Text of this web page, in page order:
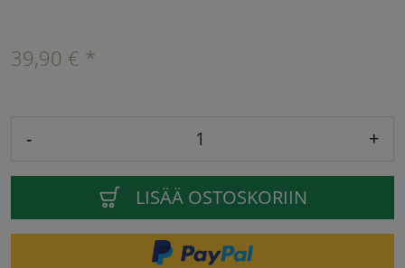
39,90 € *
- +
LISÄÄ OSTOSKORIIN